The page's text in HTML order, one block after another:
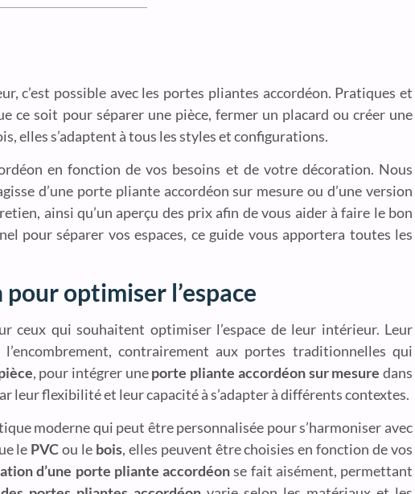
c’est possible avec les portes pliantes accordéon. Pratiques et
ce soit pour séparer une pièce, fermer un placard ou créer une
elles s’adaptent à tous les styles et configurations.
en fonction de vos besoins et de votre décoration. Nous
d’une porte pliante accordéon sur mesure ou d’une version
ainsi qu’un aperçu des prix afin de vous aider à faire le bon
pour séparer vos espaces, ce guide vous apportera toutes les
optimiser l’espace
ceux qui souhaitent optimiser l’espace de leur intérieur. Leur
contrairement aux portes traditionnelles qui
, pour intégrer uneporte pliante accordéon sur mesure dans
leur flexibilité et leur capacité à s’adapter à différents contextes.
moderne qui peut être personnalisée pour s’harmoniser avec
le PVCou le bois, elles peuvent être choisies en fonction de vos
d’une porte pliante accordéonse fait aisément, permettant